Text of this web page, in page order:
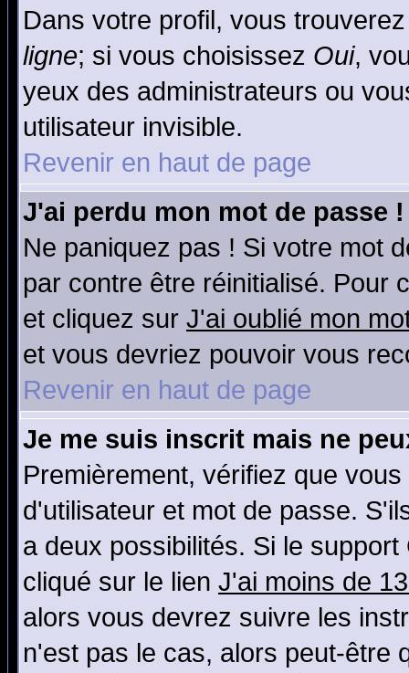
Dans votre profil, vous
ligne; si vous choisissez Oui,
yeux des administrateurs ou
utilisateur invisible.
Revenir en haut de page
J'ai perdu mon mot de passe !
Ne paniquez pas ! Si votre mot
par contre être réinitialisé. Pour
et cliquez sur J'ai oublié mon
et vous devriez pouvoir vous
Revenir en haut de page
Je me suis inscrit mais ne
Premièrement, vérifiez que
d'utilisateur et mot de passe.
a deux possibilités. Si le
cliqué sur le lien J'ai moins de
alors vous devrez suivre les
n'est pas le cas, alors peut-être